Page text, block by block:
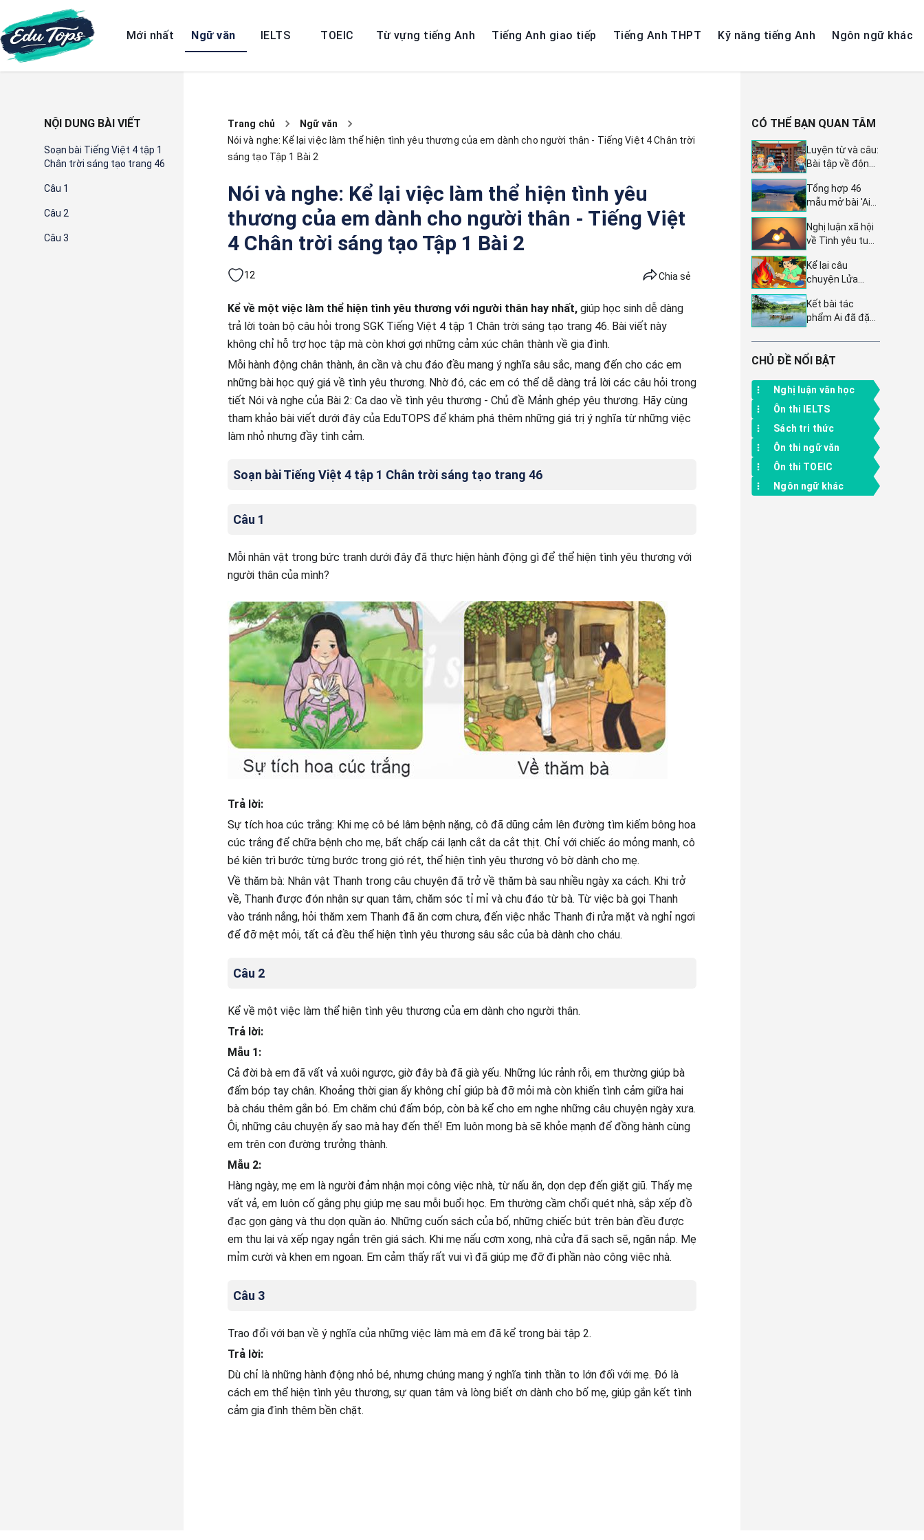
Mới nhất Ngữ văn IELTS TOEIC Từ vựng tiếng Anh Tiếng Anh giao tiếp Tiếng Anh THPT Kỹ năng tiếng Anh Ngôn ngữ khác
NỘI DUNG BÀI VIẾT
Soạn bài Tiếng Việt 4 tập 1
Chân trời sáng tạo trang 46
Câu 1
Câu 2
Câu 3
Trang chủ
Ngữ văn
Nói và nghe: Kể lại việc làm thể hiện tình yêu thương của em dành cho người thân - Tiếng Việt 4 Chân trời
sáng tạo Tập 1 Bài 2
Nói và nghe: Kể lại việc làm thể hiện tình yêu
thương của em dành cho người thân - Tiếng Việt
4 Chân trời sáng tạo Tập 1 Bài 2
12 Chia sẻ
Kể về một việc làm thể hiện tình yêu thương với người thân hay nhất, giúp học sinh dễ dàng
trả lời toàn bộ câu hỏi trong SGK Tiếng Việt 4 tập 1 Chân trời sáng tạo trang 46. Bài viết này
không chỉ hỗ trợ học tập mà còn khơi gợi những cảm xúc chân thành về gia đình.
Mỗi hành động chân thành, ân cần và chu đáo đều mang ý nghĩa sâu sắc, mang đến cho các em
những bài học quý giá về tình yêu thương. Nhờ đó, các em có thể dễ dàng trả lời các câu hỏi trong
tiết Nói và nghe của Bài 2: Ca dao về tình yêu thương - Chủ đề Mảnh ghép yêu thương. Hãy cùng
tham khảo bài viết dưới đây của EduTOPS để khám phá thêm những giá trị ý nghĩa từ những việc
làm nhỏ nhưng đầy tình cảm.
Soạn bài Tiếng Việt 4 tập 1 Chân trời sáng tạo trang 46
Câu 1
Mỗi nhân vật trong bức tranh dưới đây đã thực hiện hành động gì để thể hiện tình yêu thương với
người thân của mình?
Trả lời:
Sự tích hoa cúc trắng: Khi mẹ cô bé lâm bệnh nặng, cô đã dũng cảm lên đường tìm kiếm bông hoa
cúc trắng để chữa bệnh cho mẹ, bất chấp cái lạnh cắt da cắt thịt. Chỉ với chiếc áo mỏng manh, cô
bé kiên trì bước từng bước trong gió rét, thể hiện tình yêu thương vô bờ dành cho mẹ.
Về thăm bà: Nhân vật Thanh trong câu chuyện đã trở về thăm bà sau nhiều ngày xa cách. Khi trở
về, Thanh được đón nhận sự quan tâm, chăm sóc tỉ mỉ và chu đáo từ bà. Từ việc bà gọi Thanh
vào tránh nắng, hỏi thăm xem Thanh đã ăn cơm chưa, đến việc nhắc Thanh đi rửa mặt và nghỉ ngơi
để đỡ mệt mỏi, tất cả đều thể hiện tình yêu thương sâu sắc của bà dành cho cháu.
Câu 2
Kể về một việc làm thể hiện tình yêu thương của em dành cho người thân.
Trả lời:
Mẫu 1:
Cả đời bà em đã vất vả xuôi ngược, giờ đây bà đã già yếu. Những lúc rảnh rỗi, em thường giúp bà
đấm bóp tay chân. Khoảng thời gian ấy không chỉ giúp bà đỡ mỏi mà còn khiến tình cảm giữa hai
bà cháu thêm gắn bó. Em chăm chú đấm bóp, còn bà kể cho em nghe những câu chuyện ngày xưa.
Ôi, những câu chuyện ấy sao mà hay đến thế! Em luôn mong bà sẽ khỏe mạnh để đồng hành cùng
em trên con đường trưởng thành.
Mẫu 2:
Hàng ngày, mẹ em là người đảm nhận mọi công việc nhà, từ nấu ăn, dọn dẹp đến giặt giũ. Thấy mẹ
vất vả, em luôn cố gắng phụ giúp mẹ sau mỗi buổi học. Em thường cầm chổi quét nhà, sắp xếp đồ
đạc gọn gàng và thu dọn quần áo. Những cuốn sách của bố, những chiếc bút trên bàn đều được
em thu lại và xếp ngay ngắn trên giá sách. Khi mẹ nấu cơm xong, nhà cửa đã sạch sẽ, ngăn nắp. Mẹ
mỉm cười và khen em ngoan. Em cảm thấy rất vui vì đã giúp mẹ đỡ đi phần nào công việc nhà.
Câu 3
Trao đổi với bạn về ý nghĩa của những việc làm mà em đã kể trong bài tập 2.
Trả lời:
Dù chỉ là những hành động nhỏ bé, nhưng chúng mang ý nghĩa tinh thần to lớn đối với mẹ. Đó là
cách em thể hiện tình yêu thương, sự quan tâm và lòng biết ơn dành cho bố mẹ, giúp gắn kết tình
cảm gia đình thêm bền chặt.
CÓ THỂ BẠN QUAN TÂM
Luyện từ và câu:
Bài tập về động
lớp 4 Kết nối tri
thức, Tập 1, Bài
Tổng hợp 46
mẫu mở bài 'Ai
dòng sông' -
Sáng tạo và độc
Nghị luận xã hội
về Tình yêu tuổi
chi tiết và 28 bài
văn mẫu đặc
suy nghĩ và cảm
nhận tình yêu
Kể lại câu
chuyện Lửa
dẫn kể chuyện
lớp 4 bộ sách
Kết bài tác
phẩm Ai đã đặt
sông: Tuyển tập
47 mẫu kết bài
sắc và giàu cảm
đọc cảm nhận
trọn vẹn vẻ đẹp
của dòng sông
qua ngòi bút tài
hoa của tác giả.
CHỦ ĐỀ NỔI BẬT
Nghị luận văn học
Ôn thi IELTS
Sách tri thức
Ôn thi ngữ văn
Ôn thi TOEIC
Ngôn ngữ khác